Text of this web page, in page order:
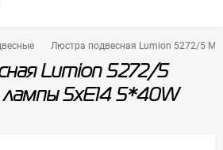
Люстра подвесная Lumion 5272/5
Lumion 5272/5
5xE14 5*40W